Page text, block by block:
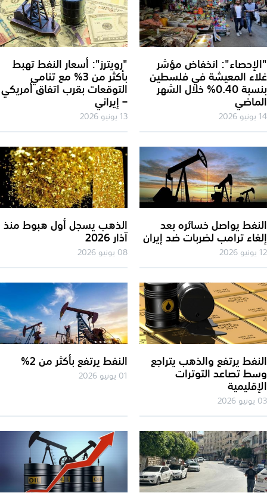
انخفاض مؤشر
المعيشة في فلسطين
بنسبة 0.40% خلال الشهر
"رويترز": أسعار النفط تهبط
بأكثر من 3% مع تنامي
التوقعات بقرب اتفاق أمريكي
– إيراني
13 يونيو 2026
يواصل خسائره بعد
ترامب لضربات ضد إيران
الذهب يسجل أول هبوط منذ
آذار 2026
08 يونيو 2026
يرتفع والذهب يتراجع
تصاعد التوترات
النفط يرتفع بأكثر من 2%
01 يونيو 2026